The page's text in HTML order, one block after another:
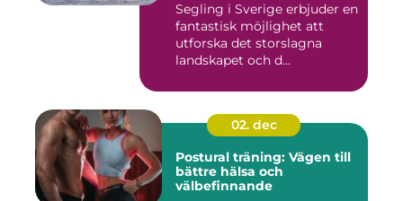
Segling i Sverige erbjuder en
fantastisk möjlighet att
utforska det storslagna
landskapet och d...
02. dec
Postural träning: Vägen till
bättre hälsa och
välbefinnande